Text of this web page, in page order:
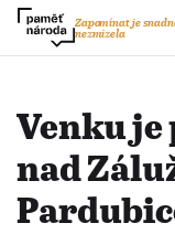
Zapomínat je
nezmizela
Venku je
nad